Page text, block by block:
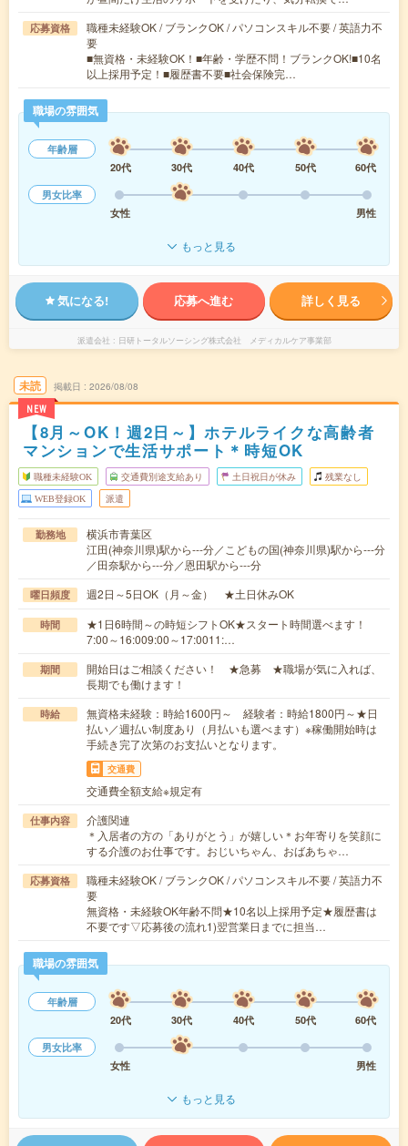
応募資格
職種未経験OK / ブランクOK / パソコンスキル不要 / 英語力不
要
■無資格・未経験OK！■年齢・学歴不問！ブランクOK!■10名
以上採用予定！■履歴書不要■社会保険完…
職場の雰囲気
年齢層
20代
30代 40代 50代
60代
男女比率
女性
男性
もっと見る
気になる! 応募へ進む 詳しく見る
派遣会社 日研トータルソーシング株式会社 メディカルケア事業部
未読
NEW
掲載日 2026/08/08
【8月～OK！週2日～】ホテルライクな高齢者
マンションで生活サポート＊時短OK
職種未経験OK 交通費別途支給あり 土日祝日が休み 残業なし
WEB登録OK 派遣
勤務地
横浜市青葉区
江田(神奈川県)駅から---分／こどもの国(神奈川県)駅から---分
／田奈駅から---分／恩田駅から---分
曜日頻度 週2日～5日OK（月～金） ★土日休みOK
時間
★1日6時間～の時短シフトOK★スタート時間選べます！
7:00～16:009:00～17:0011:…
期間
開始日はご相談ください！ ★急募 ★職場が気に入れば、
長期でも働けます！
時給
無資格未経験：時給1600円～ 経験者：時給1800円～★日
払い／週払い制度あり（月払いも選べます）※稼働開始時は
手続き完了次第のお支払いとなります。
交通費
交通費全額支給※規定有
仕事内容
介護関連
＊入居者の方の「ありがとう」が嬉しい＊お年寄りを笑顔に
する介護のお仕事です。おじいちゃん、おばあちゃ…
応募資格
職種未経験OK / ブランクOK / パソコンスキル不要 / 英語力不
要
無資格・未経験OK年齢不問★10名以上採用予定★履歴書は
不要です▽応募後の流れ1)翌営業日までに担当…
職場の雰囲気
年齢層
20代
30代 40代 50代
60代
男女比率
女性
男性
もっと見る